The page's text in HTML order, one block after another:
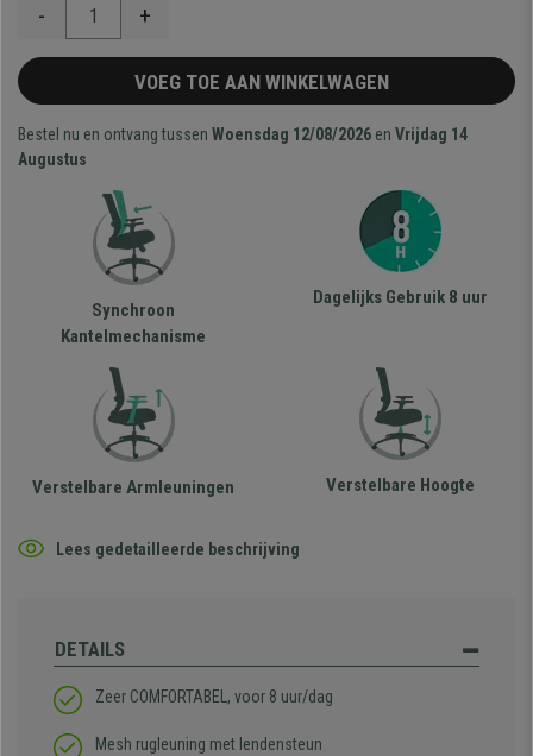
- +
VOEG TOE AAN WINKELWAGEN
Bestel nu en ontvang tussen Woensdag 12/08/2026 en Vrijdag 14
Augustus
Synchroon
Kantelmechanisme
Dagelijks Gebruik 8 uur
Verstelbare Armleuningen Verstelbare Hoogte
Lees gedetailleerde beschrijving
DETAILS
Zeer COMFORTABEL, voor 8 uur/dag
Mesh rugleuning met lendensteun